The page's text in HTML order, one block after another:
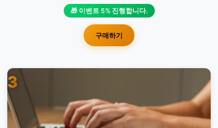
🎁 이벤트 5% 진행합니다.
구매하기
3